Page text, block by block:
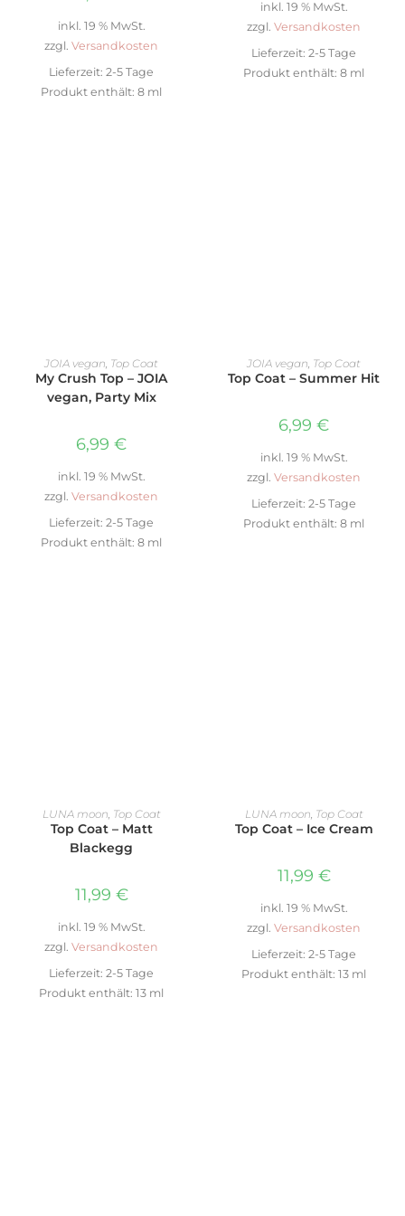
inkl. 19 % MwSt.
zzgl. Versandkosten
Lieferzeit: 2-5 Tage
Produkt enthält: 8 ml
inkl. 19 % MwSt.
zzgl. Versandkosten
Lieferzeit: 2-5 Tage
Produkt enthält: 8 ml
IN DEN WARENKORB
JOIA vegan Top Coat
My Crush Top – JOIA
vegan, Party Mix
6,99 €
inkl. 19 % MwSt.
zzgl. Versandkosten
Lieferzeit: 2-5 Tage
Produkt enthält: 8 ml
IN DEN WARENKORB
JOIA vegan Top Coat
Top Coat – Summer Hit
6,99 €
inkl. 19 % MwSt.
zzgl. Versandkosten
Lieferzeit: 2-5 Tage
Produkt enthält: 8 ml
IN DEN WARENKORB
LUNA moon Top Coat
Top Coat – Matt
Blackegg
11,99 €
inkl. 19 % MwSt.
zzgl. Versandkosten
Lieferzeit: 2-5 Tage
Produkt enthält: 13 ml
IN DEN WARENKORB
LUNA moon Top Coat
Top Coat – Ice Cream
11,99 €
inkl. 19 % MwSt.
zzgl. Versandkosten
Lieferzeit: 2-5 Tage
Produkt enthält: 13 ml